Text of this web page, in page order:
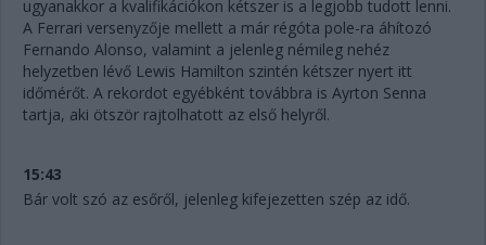
ugyanakkor a kvalifikációkon kétszer is a legjobb tudott lenni.
A Ferrari versenyzője mellett a már régóta pole-ra áhítozó
Fernando Alonso, valamint a jelenleg némileg nehéz
helyzetben lévő Lewis Hamilton szintén kétszer nyert itt
időmérőt. A rekordot egyébként továbbra is Ayrton Senna
tartja, aki ötször rajtolhatott az első helyről.
15:43
Bár volt szó az esőről, jelenleg kifejezetten szép az idő.